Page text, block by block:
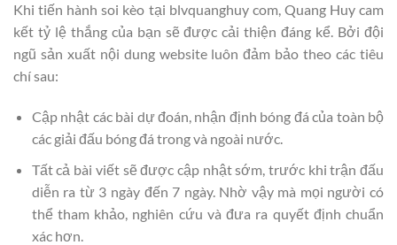
Khi tiến hành soi kèo tại blvquanghuy com, Quang Huy cam
kết tỷ lệ thắng của bạn sẽ được cải thiện đáng kể. Bởi đội
ngũ sản xuất nội dung website luôn đảm bảo theo các tiêu
chí sau:
Cập nhật các bài dự đoán, nhận định bóng đá của toàn bộ
các giải đấu bóng đá trong và ngoài nước.
Tất cả bài viết sẽ được cập nhật sớm, trước khi trận đấu
diễn ra từ 3 ngày đến 7 ngày. Nhờ vậy mà mọi người có
thể tham khảo, nghiên cứu và đưa ra quyết định chuẩn
xác hơn.